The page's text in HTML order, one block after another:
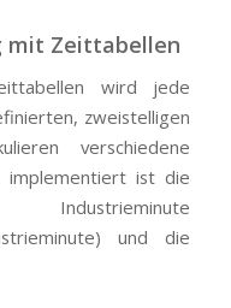
mit Zeittabellen
wird jede
zweistelligen
verschiedene
implementiert ist die
und die